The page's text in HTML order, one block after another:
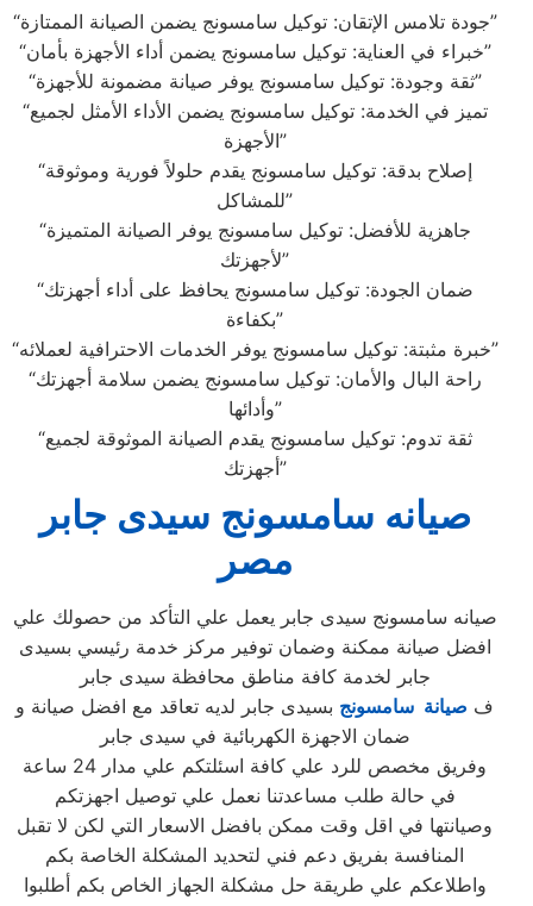
“جودة تلامس الإتقان: توكيل سامسونج يضمن الصيانة الممتازة”
“خبراء في العناية: توكيل سامسونج يضمن أداء الأجهزة بأمان”
“ثقة وجودة: توكيل سامسونج يوفر صيانة مضمونة للأجهزة”
“تميز في الخدمة: توكيل سامسونج يضمن الأداء الأمثل لجميع
الأجهزة”
“إصلاح بدقة: توكيل سامسونج يقدم حلولاً فورية وموثوقة
للمشاكل”
“جاهزية للأفضل: توكيل سامسونج يوفر الصيانة المتميزة
لأجهزتك”
“ضمان الجودة: توكيل سامسونج يحافظ على أداء أجهزتك
بكفاءة”
“خبرة مثبتة: توكيل سامسونج يوفر الخدمات الاحترافية لعملائه”
“راحة البال والأمان: توكيل سامسونج يضمن سلامة أجهزتك
وأدائها”
“ثقة تدوم: توكيل سامسونج يقدم الصيانة الموثوقة لجميع
أجهزتك”
صيانه سامسونج سيدى جابر
مصر
صيانه سامسونج سيدى جابر يعمل علي التأكد من حصولك علي
افضل صيانة ممكنة وضمان توفير مركز خدمة رئيسي بسيدى
جابر لخدمة كافة مناطق محافظة سيدى جابر
ف صيانة سامسونج بسيدى جابر لديه تعاقد مع افضل صيانة و
ضمان الاجهزة الكهربائية في سيدى جابر
وفريق مخصص للرد علي كافة اسئلتكم علي مدار 24 ساعة
في حالة طلب مساعدتنا نعمل علي توصيل اجهزتكم
وصيانتها في اقل وقت ممكن بافضل الاسعار التي لكن لا تقبل
المنافسة بفريق دعم فني لتحديد المشكلة الخاصة بكم
واطلاعكم علي طريقة حل مشكلة الجهاز الخاص بكم أطلبوا